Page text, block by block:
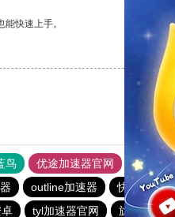
快速上手。
鸟 优途加速器官网 风驰加
outline加速器 快柠檬加速
tyl加速器官网 旋风vqn官